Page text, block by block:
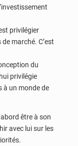
privilégier
marché. C’est
du
privilégie
à un monde de
être à son
avec lui sur les